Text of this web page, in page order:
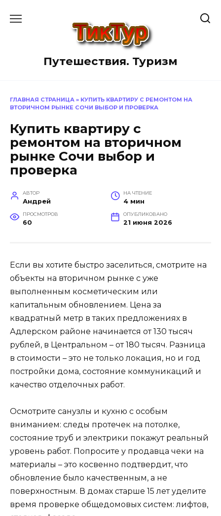
Путешествия. Туризм
ГЛАВНАЯ СТРАНИЦА » КУПИТЬ КВАРТИРУ С РЕМОНТОМ НА
ВТОРИЧНОМ РЫНКЕ СОЧИ ВЫБОР И ПРОВЕРКА
Купить квартиру с
ремонтом на вторичном
рынке Сочи выбор и
проверка
АВТОР
Андрей
НА ЧТЕНИЕ
4 мин
ПРОСМОТРОВ
60
ОПУБЛИКОВАНО
21 июня 2026
Если вы хотите быстро заселиться, смотрите на
объекты на вторичном рынке с уже
выполненным косметическим или
капитальным обновлением. Цена за
квадратный метр в таких предложениях в
Адлерском районе начинается от 130 тысяч
рублей, в Центральном – от 180 тысяч. Разница
в стоимости – это не только локация, но и год
постройки дома, состояние коммуникаций и
качество отделочных работ.
Осмотрите санузлы и кухню с особым
вниманием: следы протечек на потолке,
состояние труб и электрики покажут реальный
уровень работ. Попросите у продавца чеки на
материалы – это косвенно подтвердит, что
обновление было качественным, а не
поверхностным. В домах старше 15 лет уделите
время проверке общедомовых систем: лифтов,